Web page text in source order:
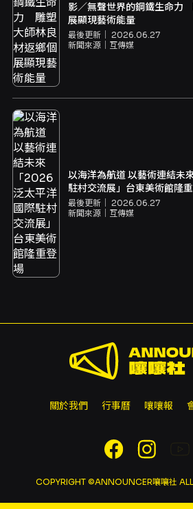
影／無聲世界的鋼鐵生命力
展顯現藝術能量
最後更新｜ 2026.06.27
新聞來源｜ 互傳媒
以海洋為航道 以藝術連結未
駐村交流展」台東美術館隆
最後更新｜ 2026.06.27
新聞來源｜ 互傳媒
關於我們 行事曆 嚷嚷報
COPYRIGHT ©ANNOUNCER嚷嚷社 ALL